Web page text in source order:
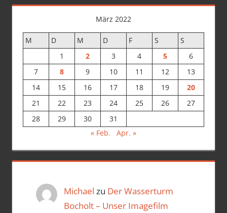
März 2022
M D M D F S
S
1
2 3 4 5
6
7
8 9 10 11 12
13
14
15 16 17 18 19
20
21
22 23 24 25 26
27
28
29 30
31
« Feb.
Apr. »
Michael zu Der Wasserturm
Bocholt – Unser Imagefilm